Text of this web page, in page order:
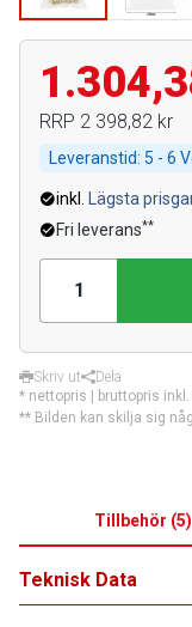
RRP 2 398,82 kr
Leveranstid: 5 - 6
inkl.
Lägsta
Fri leverans**
Skriv ut
Dela
* nettopris | bruttopris
** Bilden kan skilja sig
Tillbehör (5)
Teknisk Data